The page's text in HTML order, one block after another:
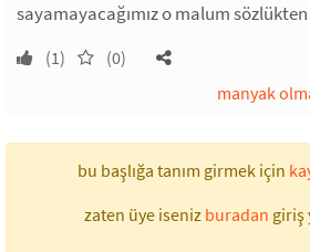
sayamayacağımız o malum
(1) (0)
manyak
bu başlığa tanım girmek için
zaten üye iseniz buradan giriş